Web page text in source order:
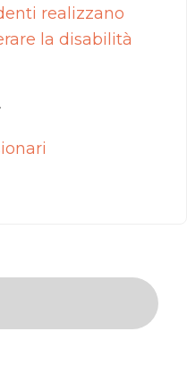
realizzano
la disabilità